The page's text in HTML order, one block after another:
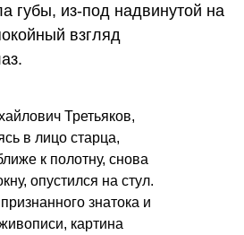
губы, из-под надвинутой на
взгляд
Третьяков,
в лицо старца,
к полотну, снова
опустился на стул.
знатока и
картина